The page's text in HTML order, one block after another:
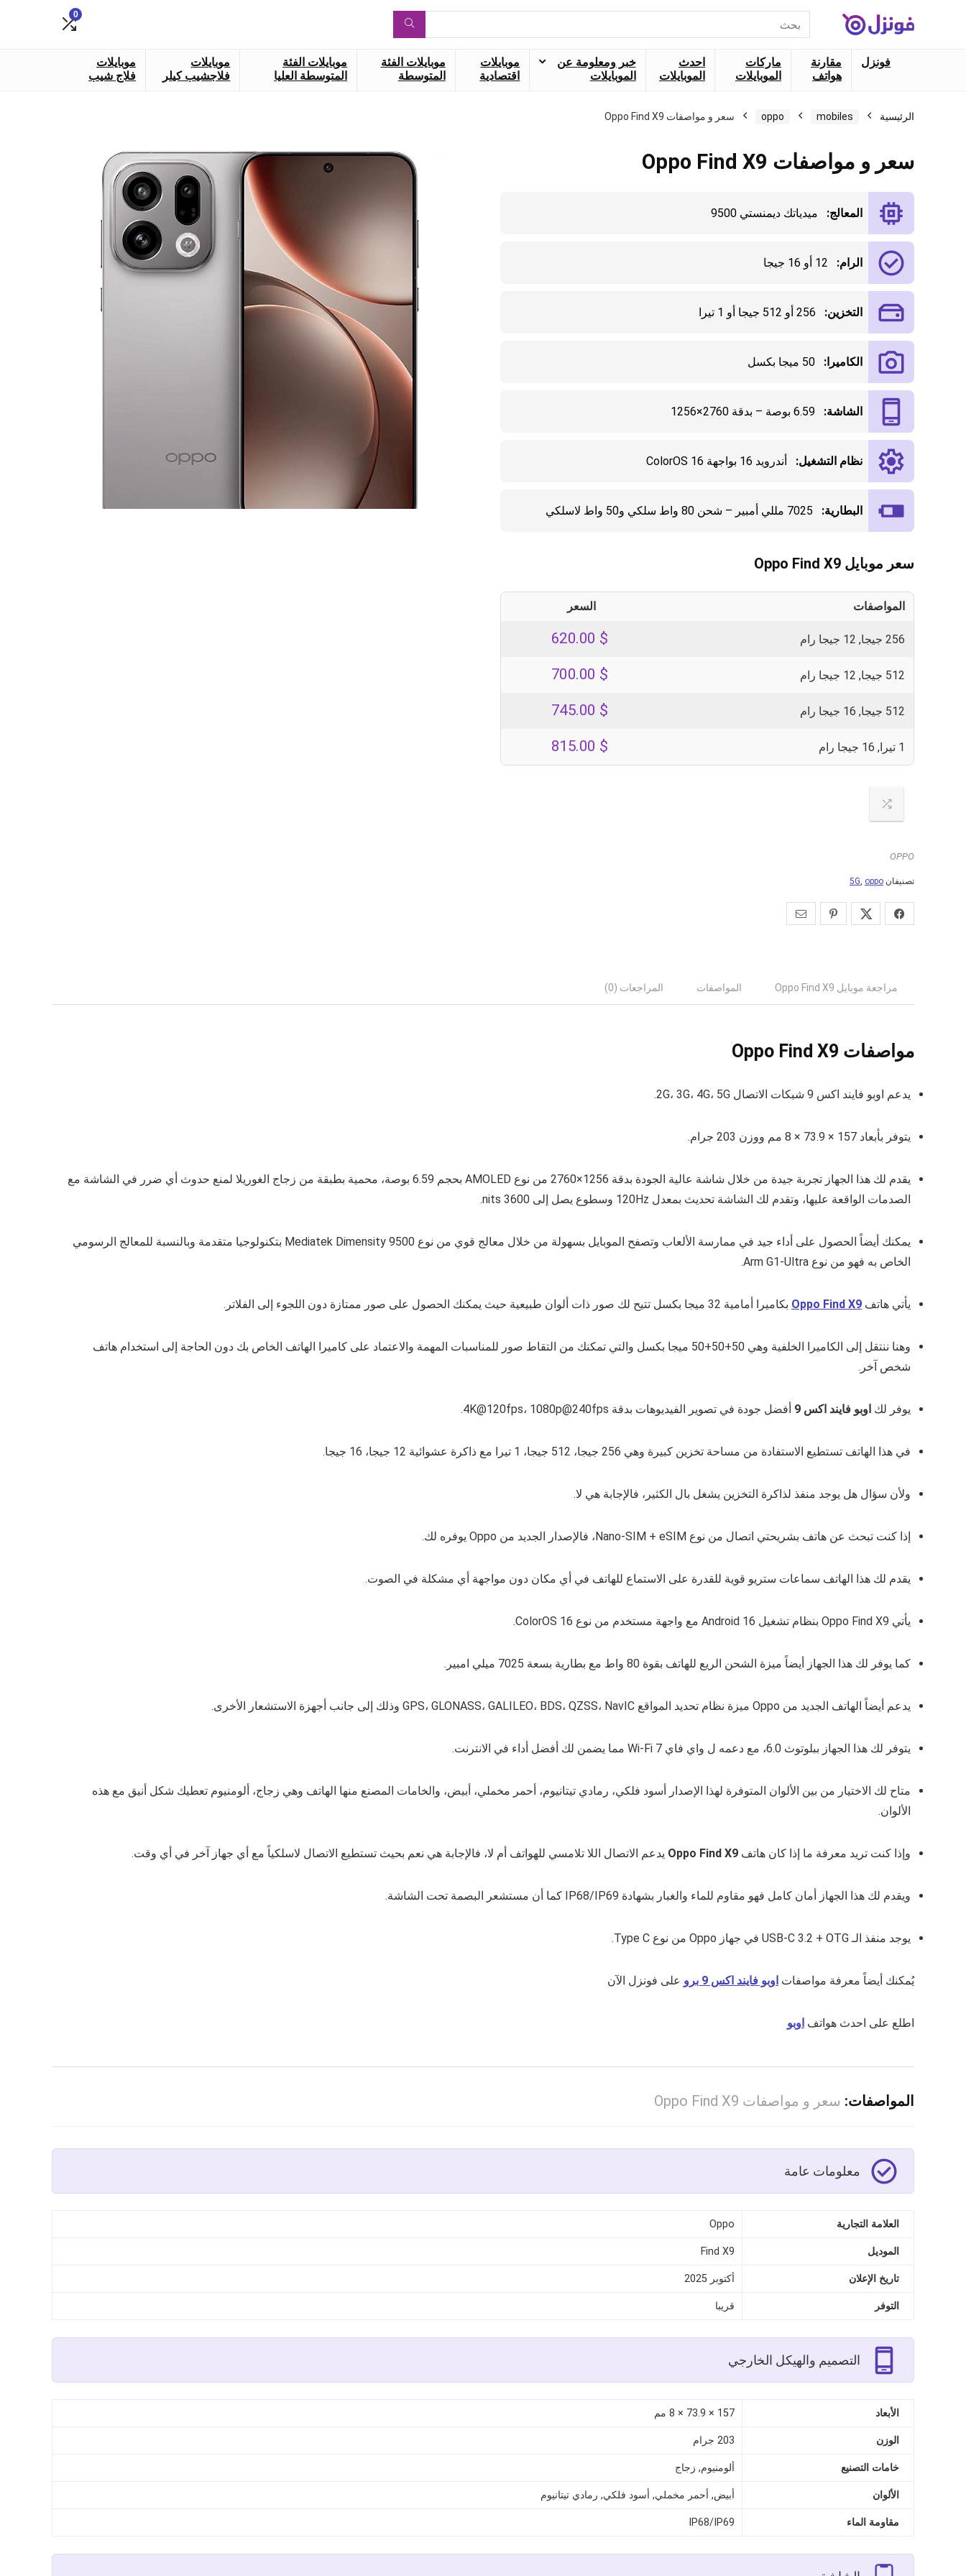
عن:
0
فونزل
مقارنة
هواتف
ماركات
الموبايلات
احدث
الموبايلات
خبر ومعلومة عن
الموبايلات
موبايلات
اقتصادية
موبايلات الفئة
المتوسطة
موبايلات الفئة
المتوسطة العليا
موبايلات
فلاجشيب كيلر
موبايلات
فلاج شيب
الرئيسية mobiles
oppo سعر و مواصفات Oppo Find X9
سعر و مواصفات Oppo Find X9
المعالج: ميدياتك ديمنستي 9500
الرام: 12 أو 16 جيجا
التخزين: 256 أو 512 جيجا أو 1 تيرا
الكاميرا: 50 ميجا بكسل
الشاشة: 6.59 بوصة – بدقة 2760×1256
نظام التشغيل: أندرويد 16 بواجهة ColorOS 16
البطارية: 7025 مللي أمبير – شحن 80 واط سلكي و50 واط لاسلكي
سعر موبايل Oppo Find X9
المواصفات السعر
256 جيجا, 12 جيجا رام $
620.00
512 جيجا, 12 جيجا رام $
700.00
512 جيجا, 16 جيجا رام $
745.00
1 تيرا, 16 جيجا رام $
815.00
OPPO
تصنيفان 5G, oppo
مراجعة موبايل Oppo Find X9 المواصفات المراجعات (0)
مواصفات Oppo Find X9
يدعم اوبو فايند اكس 9 شبكات الاتصال 2G، 3G، 4G، 5G.
يتوفر بأبعاد 157 × 73.9 × 8 مم ووزن 203 جرام.
يقدم لك هذا الجهاز تجربة جيدة من خلال شاشة عالية الجودة بدقة 1256×2760 من نوع AMOLED بحجم 6.59 بوصة، محمية بطبقة من زجاج الغوريلا لمنع حدوث أي ضرر في الشاشة مع
الصدمات الواقعة عليها، وتقدم لك الشاشة تحديث بمعدل 120Hz وسطوع يصل إلى 3600 nits.
يمكنك أيضاً الحصول على أداء جيد في ممارسة الألعاب وتصفح الموبايل بسهولة من خلال معالج قوي من نوع Mediatek Dimensity 9500 بتكنولوجيا متقدمة وبالنسبة للمعالج الرسومي
الخاص به فهو من نوع Arm G1-Ultra.
يأتي هاتف Oppo Find X9 بكاميرا أمامية 32 ميجا بكسل تتيح لك صور ذات ألوان طبيعية حيث يمكنك الحصول على صور ممتازة دون اللجوء إلى الفلاتر.
وهنا ننتقل إلى الكاميرا الخلفية وهي 50+50+50 ميجا بكسل والتي تمكنك من التقاط صور للمناسبات المهمة والاعتماد على كاميرا الهاتف الخاص بك دون الحاجة إلى استخدام هاتف
شخص آخر.
يوفر لك اوبو فايند اكس 9 أفضل جودة في تصوير الفيديوهات بدقة 4K@120fps، 1080p@240fps.
في هذا الهاتف تستطيع الاستفادة من مساحة تخزين كبيرة وهي 256 جيجا، 512 جيجا، 1 تيرا مع ذاكرة عشوائية 12 جيجا، 16 جيجا.
ولأن سؤال هل يوجد منفذ لذاكرة التخزين يشغل بال الكثير، فالإجابة هي لا.
إذا كنت تبحث عن هاتف بشريحتي اتصال من نوع Nano‑SIM + eSIM، فالإصدار الجديد من Oppo يوفره لك.
يقدم لك هذا الهاتف سماعات ستريو قوية للقدرة على الاستماع للهاتف في أي مكان دون مواجهة أي مشكلة في الصوت.
يأتي Oppo Find X9 بنظام تشغيل Android 16 مع واجهة مستخدم من نوع ColorOS 16.
كما يوفر لك هذا الجهاز أيضاً ميزة الشحن الريع للهاتف بقوة 80 واط مع بطارية بسعة 7025 ميلي امبير.
يدعم أيضاً الهاتف الجديد من Oppo ميزة نظام تحديد المواقع GPS، GLONASS، GALILEO، BDS، QZSS، NavIC وذلك إلى جانب أجهزة الاستشعار الأخرى.
يتوفر لك هذا الجهاز ببلوتوث 6.0، مع دعمه ل واي فاي Wi‑Fi 7 مما يضمن لك أفضل أداء في الانترنت.
متاح لك الاختيار من بين الألوان المتوفرة لهذا الإصدار أسود فلكي، رمادي تيتانيوم، أحمر مخملي، أبيض، والخامات المصنع منها الهاتف وهي زجاج، ألومنيوم تعطيك شكل أنيق مع هذه
الألوان.
وإذا كنت تريد معرفة ما إذا كان هاتف Oppo Find X9 يدعم الاتصال اللا تلامسي للهواتف أم لا، فالإجابة هي نعم بحيث تستطيع الاتصال لاسلكياً مع أي جهاز آخر في أي وقت.
ويقدم لك هذا الجهاز أمان كامل فهو مقاوم للماء والغبار بشهادة IP68/IP69 كما أن مستشعر البصمة تحت الشاشة.
يوجد منفذ الـ USB‑C 3.2 + OTG في جهاز Oppo من نوع Type C.
يُمكنك أيضاً معرفة مواصفات اوبو فايند اكس 9 برو على فونزل الآن
اطلع على احدث هواتف اوبو
المواصفات: سعر و مواصفات Oppo Find X9
معلومات عامة
العلامة التجارية Oppo
الموديل Find X9
تاريخ الإعلان أكتوبر 2025
التوفر قريبا
التصميم والهيكل الخارجي
الأبعاد 157 × 73.9 × 8 مم
الوزن 203 جرام
خامات التصنيع ألومنيوم, زجاج
الألوان أبيض, أحمر مخملي, أسود فلكي, رمادي تيتانيوم
مقاومة الماء IP68/IP69